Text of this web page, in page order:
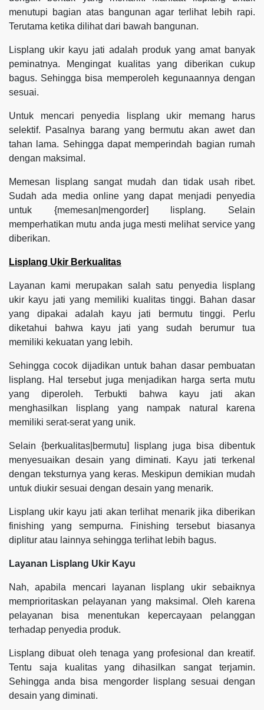
menutupi bagian atas bangunan agar terlihat lebih rapi.
Terutama ketika dilihat dari bawah bangunan.
Lisplang ukir kayu jati adalah produk yang amat banyak
peminatnya. Mengingat kualitas yang diberikan cukup
bagus. Sehingga bisa memperoleh kegunaannya dengan
sesuai.
Untuk mencari penyedia lisplang ukir memang harus
selektif. Pasalnya barang yang bermutu akan awet dan
tahan lama. Sehingga dapat memperindah bagian rumah
dengan maksimal.
Memesan lisplang sangat mudah dan tidak usah ribet.
Sudah ada media online yang dapat menjadi penyedia
untuk {memesan|mengorder] lisplang. Selain
memperhatikan mutu anda juga mesti melihat service yang
diberikan.
Lisplang Ukir Berkualitas
Layanan kami merupakan salah satu penyedia lisplang
ukir kayu jati yang memiliki kualitas tinggi. Bahan dasar
yang dipakai adalah kayu jati bermutu tinggi. Perlu
diketahui bahwa kayu jati yang sudah berumur tua
memiliki kekuatan yang lebih.
Sehingga cocok dijadikan untuk bahan dasar pembuatan
lisplang. Hal tersebut juga menjadikan harga serta mutu
yang diperoleh. Terbukti bahwa kayu jati akan
menghasilkan lisplang yang nampak natural karena
memiliki serat-serat yang unik.
Selain {berkualitas|bermutu] lisplang juga bisa dibentuk
menyesuaikan desain yang diminati. Kayu jati terkenal
dengan teksturnya yang keras. Meskipun demikian mudah
untuk diukir sesuai dengan desain yang menarik.
Lisplang ukir kayu jati akan terlihat menarik jika diberikan
finishing yang sempurna. Finishing tersebut biasanya
diplitur atau lainnya sehingga terlihat lebih bagus.
Layanan Lisplang Ukir Kayu
Nah, apabila mencari layanan lisplang ukir sebaiknya
memprioritaskan pelayanan yang maksimal. Oleh karena
pelayanan bisa menentukan kepercayaan pelanggan
terhadap penyedia produk.
Lisplang dibuat oleh tenaga yang profesional dan kreatif.
Tentu saja kualitas yang dihasilkan sangat terjamin.
Sehingga anda bisa mengorder lisplang sesuai dengan
desain yang diminati.